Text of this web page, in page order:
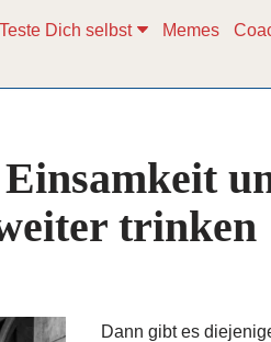
Teste Dich selbst Memes
trinken
Dann gibt es